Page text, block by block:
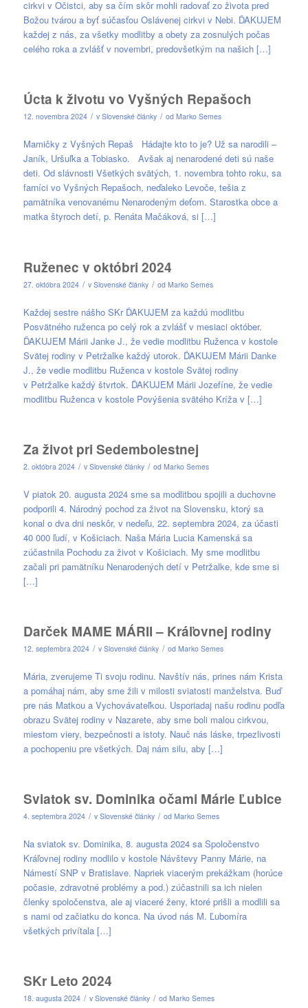
cirkvi v Očistci, aby sa čím skôr mohli radovať zo života pred
Božou tvárou a byť súčasťou Oslávenej cirkvi v Nebi. ĎAKUJEM
každej z nás, za všetky modlitby a obety za zosnulých počas
celého roka a zvlášť v novembri, predovšetkým na našich […]
Úcta k životu vo Vyšných Repašoch
12. novembra 2024 / v Slovenské články / od Marko Semes
Mamičky z Vyšných Repaš Hádajte kto to je? Už sa narodili –
Janík, Uršuľka a Tobiasko. Avšak aj nenarodené deti sú naše
deti. Od slávnosti Všetkých svätých, 1. novembra tohto roku, sa
farníci vo Vyšných Repašoch, neďaleko Levoče, tešia z
pamätníka venovanému Nenarodeným deťom. Starostka obce a
matka štyroch detí, p. Renáta Mačáková, si […]
Ruženec v októbri 2024
27. októbra 2024 / v Slovenské články / od Marko Semes
Každej sestre nášho SKr ĎAKUJEM za každú modlitbu
Posvätného ruženca po celý rok a zvlášť v mesiaci október.
ĎAKUJEM Márii Janke J., že vedie modlitbu Ruženca v kostole
Svätej rodiny v Petržalke každý utorok. ĎAKUJEM Márii Danke
J., že vedie modlitbu Ruženca v kostole Svätej rodiny
v Petržalke každý štvrtok. ĎAKUJEM Márii Jozefíne, že vedie
modlitbu Ruženca v kostole Povýšenia svätého Kríža v […]
Za život pri Sedembolestnej
2. októbra 2024 / v Slovenské články / od Marko Semes
V piatok 20. augusta 2024 sme sa modlitbou spojili a duchovne
podporili 4. Národný pochod za život na Slovensku, ktorý sa
konal o dva dni neskôr, v nedeľu, 22. septembra 2024, za účasti
40 000 ľudí, v Košiciach. Naša Mária Lucia Kamenská sa
zúčastnila Pochodu za život v Košiciach. My sme modlitbu
začali pri pamätníku Nenarodených detí v Petržalke, kde sme si
[…]
Darček MAME MÁRII – Kráľovnej rodiny
12. septembra 2024 / v Slovenské články / od Marko Semes
Mária, zverujeme Ti svoju rodinu. Navštív nás, prines nám Krista
a pomáhaj nám, aby sme žili v milosti sviatosti manželstva. Buď
pre nás Matkou a Vychovávateľkou. Usporiadaj našu rodinu podľa
obrazu Svätej rodiny v Nazarete, aby sme boli malou cirkvou,
miestom viery, bezpečnosti a istoty. Nauč nás láske, trpezlivosti
a pochopeniu pre všetkých. Daj nám silu, aby […]
Sviatok sv. Dominika očami Márie Ľubice
4. septembra 2024 / v Slovenské články / od Marko Semes
Na sviatok sv. Dominika, 8. augusta 2024 sa Spoločenstvo
Kráľovnej rodiny modlilo v kostole Návštevy Panny Márie, na
Námestí SNP v Bratislave. Napriek viacerým prekážkam (horúce
počasie, zdravotné problémy a pod.) zúčastnili sa ich nielen
členky spoločenstva, ale aj viaceré ženy, ktoré prišli a modlili sa
s nami od začiatku do konca. Na úvod nás M. Ľubomíra
všetkých privítala […]
SKr Leto 2024
18. augusta 2024 / v Slovenské články / od Marko Semes